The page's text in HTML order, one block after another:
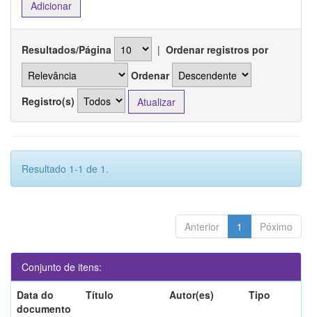
Resultados/Página | Ordenar registros por
Ordenar
Registro(s)
Resultado 1-1 de 1.
Anterior 1 Póximo
Conjunto de itens:
Data do
documento
Título Autor(es) Tipo